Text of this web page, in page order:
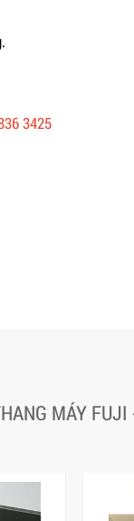
3425
MÁY